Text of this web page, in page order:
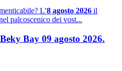
L’8 agosto 2026 il
palcoscenico dei vost...
Bay 09 agosto 2026.